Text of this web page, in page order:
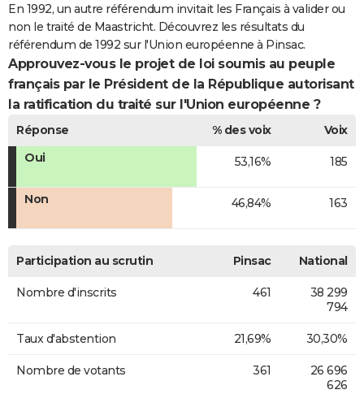
En 1992, un autre référendum invitait les Français à valider ou
non le traité de Maastricht. Découvrez les résultats du
référendum de 1992 sur l'Union européenne à Pinsac.
Approuvez-vous le projet de loi soumis au peuple
français par le Président de la République autorisant
la ratification du traité sur l'Union européenne ?
Réponse % des voix
Voix
Oui
53,16% 185
Non 46,84% 163
Participation au scrutin Pinsac National
Nombre d'inscrits 461
38 299
794
Taux d'abstention 21,69% 30,30%
Nombre de votants 361
26 696
626